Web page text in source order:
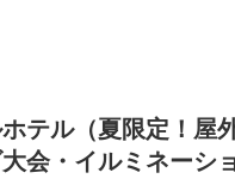
テル（夏限定！屋
会・イルミネーショ